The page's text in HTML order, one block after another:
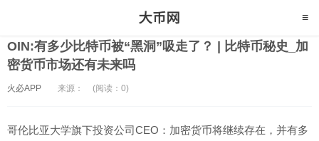
OIN:有多少比特币被“黑洞”吸走了？ | 比特币秘史_加
密货币市场还有未来吗
火必APP 来源： (阅读：0)
哥伦比亚大学旗下投资公司CEO：加密货币将继续存在，并有多